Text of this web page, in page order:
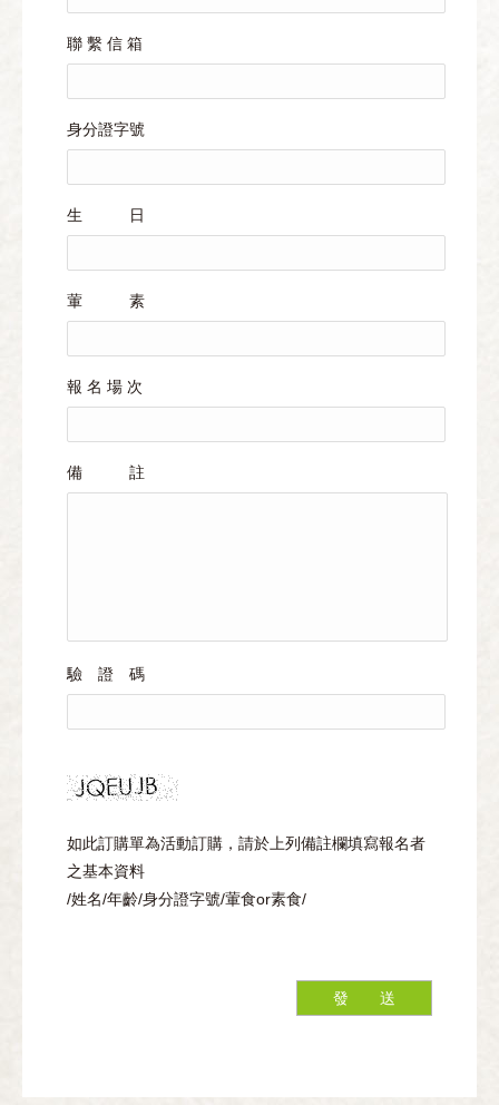
聯 繫 信 箱
身分證字號
生 日
葷 素
報 名 場 次
備 註
驗 證 碼
如此訂購單為活動訂購，請於上列備註欄填寫報名者
之基本資料
/姓名/年齡/身分證字號/葷食or素食/
發 送